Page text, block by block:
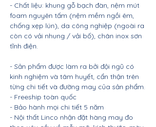
- Chất liệu: khung gỗ bạch đàn, nệm mút
foam nguyên tấm (nệm mềm ngồi êm,
chống xẹp lún), da công nghiệp (ngoài ra
còn có vải nhung / vải bố), chân inox sơn
tĩnh điện.
- Sản phẩm được làm ra bởi đội ngũ có
kinh nghiệm và tâm huyết, cẩn thận trên
từng chi tiết và đường may của sản phẩm.
- Freeship toàn quốc
- Bảo hành mọi chi tiết 5 năm
- Nội thất Linco nhận đặt hàng may đo